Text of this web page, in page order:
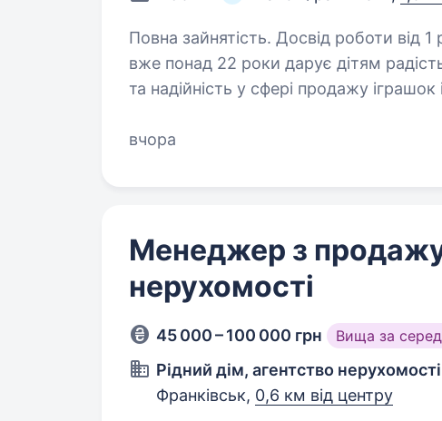
Повна зайнятість. Досвід роботи від 1 року. ТМ «МАСЯНЯ»—
вже понад 22 роки дарує дітям
та надійність у сфері продажу
вчора
Менеджер з
нерухомості
45 000 – 100 000 грн Вища за
Рідний дім, агентство
Франківськ, 0,6 км від центру